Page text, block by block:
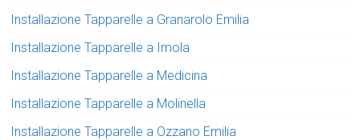
Installazione Tapparelle a Granarolo Emilia
Installazione Tapparelle a Imola
Installazione Tapparelle a Medicina
Installazione Tapparelle a Molinella
Installazione Tapparelle a Ozzano Emilia